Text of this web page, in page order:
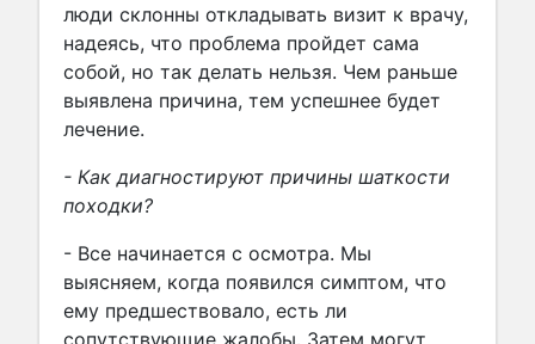
люди склонны откладывать визит к врачу,
надеясь, что проблема пройдет сама
собой, но так делать нельзя. Чем раньше
выявлена причина, тем успешнее будет
лечение.
- Как диагностируют причины шаткости
походки?
- Все начинается с осмотра. Мы
выясняем, когда появился симптом, что
ему предшествовало, есть ли